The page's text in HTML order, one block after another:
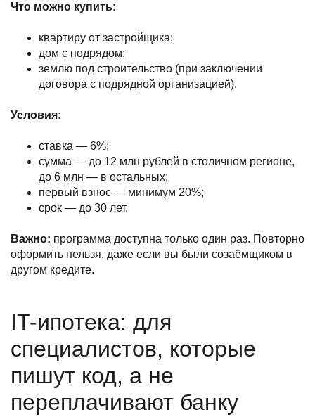
Что можно купить:
квартиру от застройщика;
дом с подрядом;
землю под строительство (при заключении
договора с подрядной организацией).
Условия:
ставка — 6%;
сумма — до 12 млн рублей в столичном регионе,
до 6 млн — в остальных;
первый взнос — минимум 20%;
срок — до 30 лет.
Важно: программа доступна только один раз. Повторно
оформить нельзя, даже если вы были созаёмщиком в
другом кредите.
IT-ипотека: для
специалистов, которые
пишут код, а не
переплачивают банку